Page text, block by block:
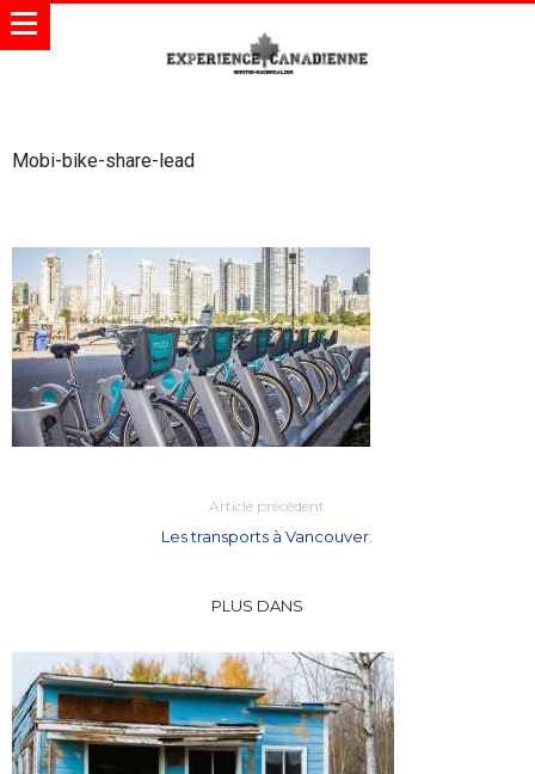
Mobi-bike-share-lead
Article précédent
Les transports à Vancouver.
PLUS DANS